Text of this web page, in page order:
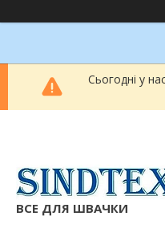
Сьогодні у
ВСЕ ДЛЯ ШВАЧКИ